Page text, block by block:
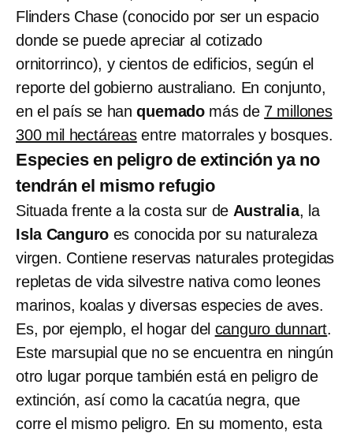
Flinders Chase (conocido por ser un espacio
donde se puede apreciar al cotizado
ornitorrinco), y cientos de edificios, según el
reporte del gobierno australiano. En conjunto,
en el país se hanquemado más de 7 millones
300 mil hectáreasentre matorrales y bosques.
Especies en peligro de extinción ya no
tendrán el mismo refugio
Situada frente a la costa sur de Australia, la
Isla Canguro es conocida por su naturaleza
virgen. Contiene reservas naturales protegidas
repletas de vida silvestre nativa como leones
marinos, koalas y diversas especies de aves.
Es, por ejemplo, el hogar del canguro dunnart.
Este marsupial que no se encuentra en ningún
otro lugar porque también está en peligro de
extinción, así como la cacatúa negra, que
corre el mismo peligro. En su momento, esta